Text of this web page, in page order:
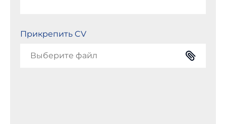
Прикрепить CV
Выберите файл